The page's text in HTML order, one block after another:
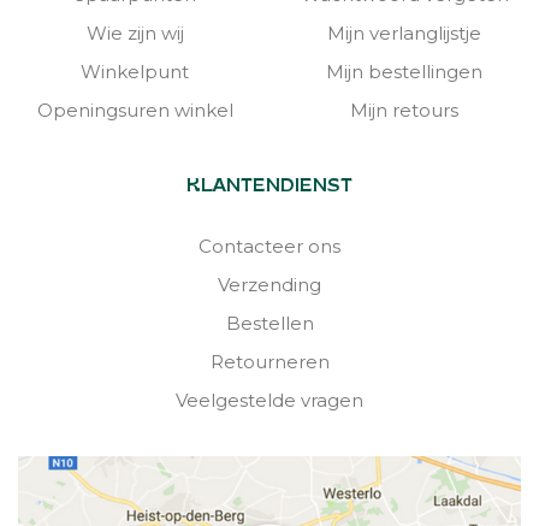
Wie zijn wij
Winkelpunt
Openingsuren winkel
Mijn verlanglijstje
Mijn bestellingen
Mijn retours
KLANTENDIENST
Contacteer ons
Verzending
Bestellen
Retourneren
Veelgestelde vragen